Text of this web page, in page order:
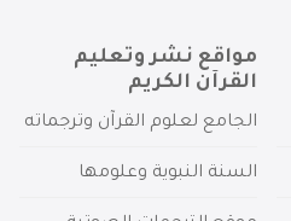
مواقع نشر وتعليم
القرآن الكريم
الجامع لعلوم القرآن وترجماته
السنة النبوية وعلومها